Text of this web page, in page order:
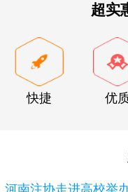
超实
快捷 优
河南注协走进高校举